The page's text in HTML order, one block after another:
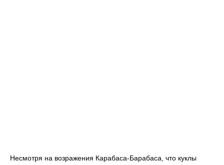
Несмотря на возражения Карабаса-Барабаса, что куклы